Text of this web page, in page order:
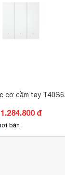
cơ cầm tay
đ
bán